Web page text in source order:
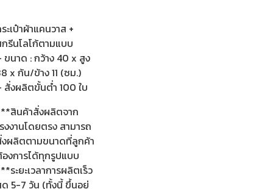
ะเป๋าผ้าแคนวาส +
รีนโลโก้ตามแบบ
ขนาด : กว้าง 40 x สูง
x ก้น/ข้าง 11 (ซม.)
สั่งผลิตขั้นต่ำ 100 ใบ
สินค้าสั่งผลิตจาก
งงานโดยตรง สามารถ
ผลิตตามขนาดที่ลูกค้า
งการได้ทุกรูปแบบ
ระยะเวลาการผลิตเร็ว
5-7 วัน (ทั้งนี้ ขึ้นอยู่